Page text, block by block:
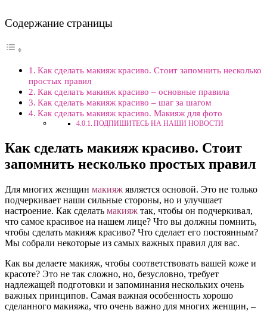
Содержание страницы
Как сделать макияж красиво. Стоит запомнить несколько
простых правил
Как сделать макияж красиво – основные правила
Как сделать макияж красиво – шаг за шагом
Как сделать макияж красиво. Макияж для фото
ПОДПИШИТЕСЬ НА НАШИ НОВОСТИ
Как сделать макияж красиво. Стоит
запомнить несколько простых правил
Для многих женщин макияж является основой. Это не только
подчеркивает наши сильные стороны, но и улучшает
настроение. Как сделать макияж так, чтобы он подчеркивал,
что самое красивое на нашем лице? Что вы должны помнить,
чтобы сделать макияж красиво? Что сделает его постоянным?
Мы собрали некоторые из самых важных правил для вас.
Как вы делаете макияж, чтобы соответствовать вашей коже и
красоте? Это не так сложно, но, безусловно, требует
надлежащей подготовки и запоминания нескольких очень
важных принципов. Самая важная особенность хорошо
сделанного макияжа, что очень важно для многих женщин, –